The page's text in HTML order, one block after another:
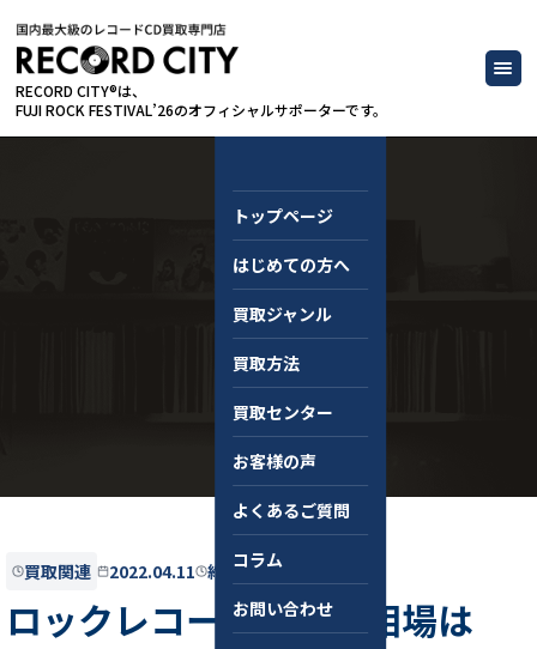
RECORD CITY®は、
FUJI ROCK FESTIVAL’26のオフィシャルサポーターです。
トップページ
はじめての方へ
買取ジャンル
買取方法
買取センター
お客様の声
よくあるご質問
コラム
お問い合わせ
コラム
買取関連 2022.04.11 約8分
ロックレコードの買取相場は